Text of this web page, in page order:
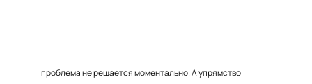
проблема не решается моментально. А упрямство